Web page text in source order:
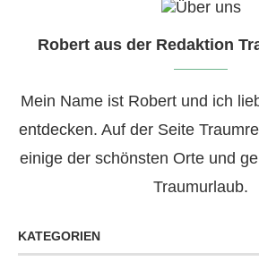
Robert aus der Redaktion
Mein Name ist Robert und ich
entdecken. Auf der Seite
einige der schönsten Orte und
Traumurlaub.
KATEGORIEN